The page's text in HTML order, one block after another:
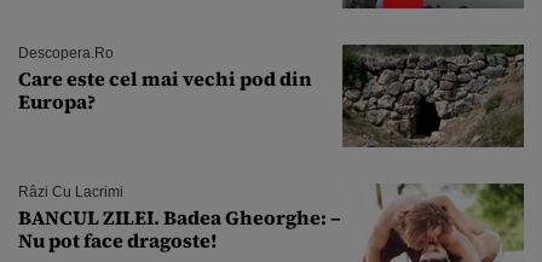
Descopera.ro
Care este cel mai vechi pod din
Europa?
Râzi Cu Lacrimi
BANCUL ZILEI. Badea Gheorghe: –
Nu pot face dragoste!